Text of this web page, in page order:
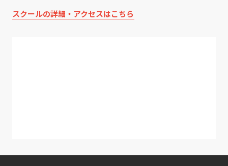
スクールの詳細・アクセスはこちら